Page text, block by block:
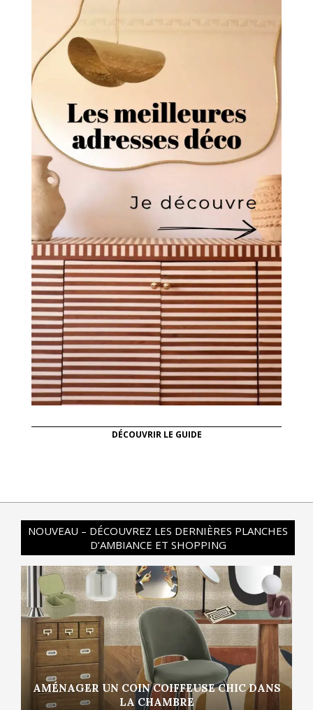
DÉCOUVRIR LE GUIDE
NOUVEAU – DÉCOUVREZ LES DERNIÈRES PLANCHES
D’AMBIANCE ET SHOPPING
AMÉNAGER UN COIN COIFFEUSE CHIC DANS
LA CHAMBRE